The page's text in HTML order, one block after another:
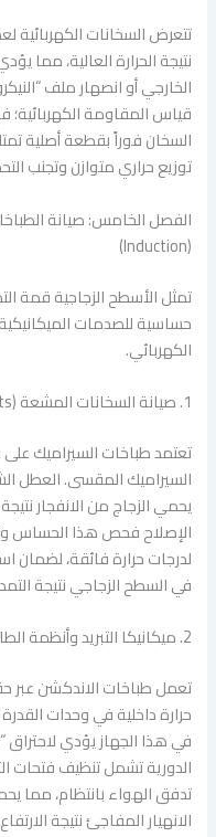
تتعرض السخانات
نتيجة الحرارة العالية،
الخارجي أو انصهار ملف
قياس المقاومة الكهربائية؛
السخان فوراً بقطعة أصلية
توزيع حراري متوازن وتجنب
الفصل الخامس: صيانة
(Induction)
تمثل الأسطح الزجاجية قمة
حساسية للصدمات الميكانيكية
الكهربائي.
1. صيانة السخانات المشعة (Radiant Heating Elements)
تعتمد طباخات السيراميك
السيراميك المقسى. العطل
يحمي الزجاج من الانفجار
الإصلاح فحص هذا الحساس
لدرجات حرارة فائقة، لضمان
في السطح الزجاجي نتيجة
2. ميكانيكا التبريد وأنظمة الطاقة في طباخات التحريض
تعمل طباخات الاندكشن عبر
حرارة داخلية في وحدات القدرة
الدورية تشمل تنظيف فتحات
تدفق الهواء بانتظام، مما
الانهيار المفاجئ نتيجة